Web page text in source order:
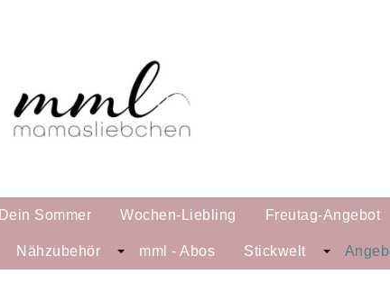
Dein Sommer Wochen-Liebling Freutag-Angebot
Nähzubehör mml - Abos Stickwelt